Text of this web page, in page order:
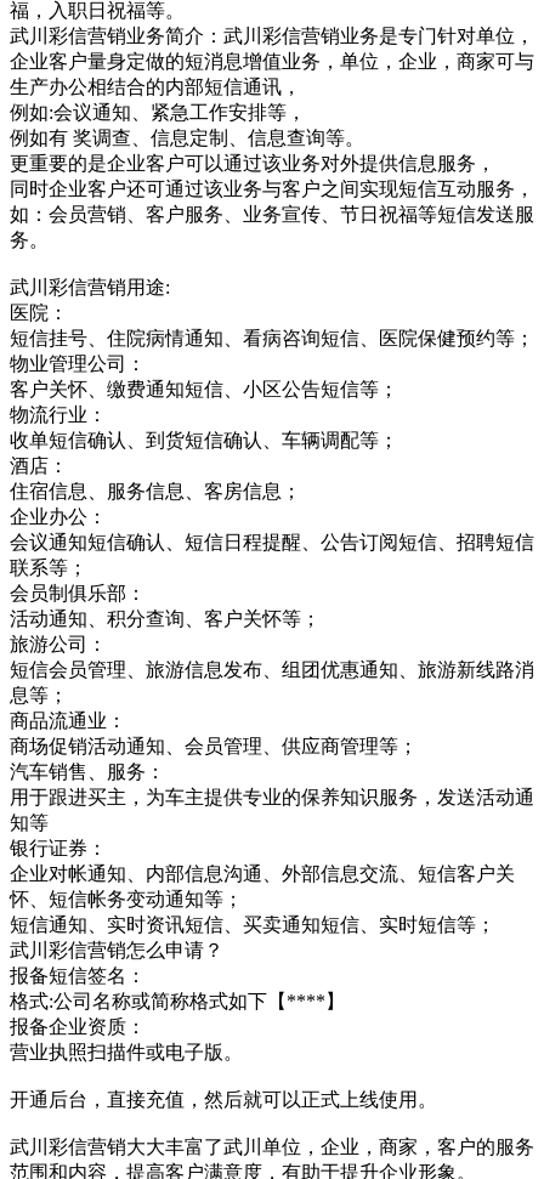
福，入职日祝福等。
武川彩信营销业务简介：武川彩信营销业务是专门针对单位，
企业客户量身定做的短消息增值业务，单位，企业，商家可与
生产办公相结合的内部短信通讯，
例如:会议通知、紧急工作安排等，
例如有 奖调查、信息定制、信息查询等。
更重要的是企业客户可以通过该业务对外提供信息服务，
同时企业客户还可通过该业务与客户之间实现短信互动服务，
如：会员营销、客户服务、业务宣传、节日祝福等短信发送服
务。
武川彩信营销用途:
医院：
短信挂号、住院病情通知、看病咨询短信、医院保健预约等；
物业管理公司：
客户关怀、缴费通知短信、小区公告短信等；
物流行业：
收单短信确认、到货短信确认、车辆调配等；
酒店：
住宿信息、服务信息、客房信息；
企业办公：
会议通知短信确认、短信日程提醒、公告订阅短信、招聘短信
联系等；
会员制俱乐部：
活动通知、积分查询、客户关怀等；
旅游公司：
短信会员管理、旅游信息发布、组团优惠通知、旅游新线路消
息等；
商品流通业：
商场促销活动通知、会员管理、供应商管理等；
汽车销售、服务：
用于跟进买主，为车主提供专业的保养知识服务，发送活动通
知等
银行证券：
企业对帐通知、内部信息沟通、外部信息交流、短信客户关
怀、短信帐务变动通知等；
短信通知、实时资讯短信、买卖通知短信、实时短信等；
武川彩信营销怎么申请？
报备短信签名：
格式:公司名称或简称格式如下【****】
报备企业资质：
营业执照扫描件或电子版。
开通后台，直接充值，然后就可以正式上线使用。
武川彩信营销大大丰富了武川单位，企业，商家，客户的服务
范围和内容，提高客户满意度，有助于提升企业形象。